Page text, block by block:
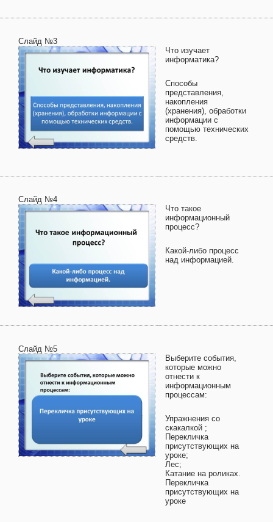
Слайд №3
Что изучает
информатика?
Способы
представления,
накопления
(хранения), обработки
информации с
помощью технических
средств.
Слайд №4
Что такое
информационный
процесс?
Какой-либо процесс
над информацией.
Слайд №5
Выберите события,
которые можно
отнести к
информационным
процессам:
Упражнения со
скакалкой ;
Перекличка
присутствующих на
уроке;
Лес;
Катание на роликах.
Перекличка
присутствующих на
уроке